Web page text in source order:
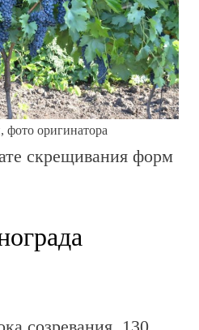
фото оригинатора
скрещивания форм